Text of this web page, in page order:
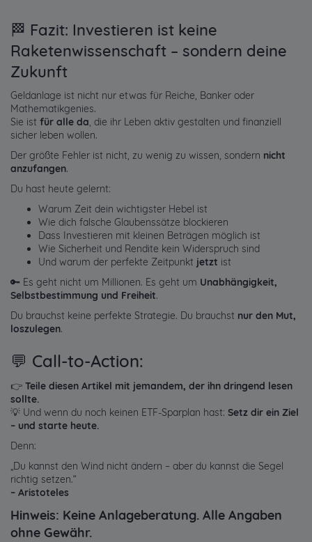
🏁 Fazit: Investieren ist keine
Raketenwissenschaft – sondern deine
Zukunft
Geldanlage ist nicht nur etwas für Reiche, Banker oder
Mathematikgenies.
Sie ist für alle da, die ihr Leben aktiv gestalten und finanziell
sicher leben wollen.
Der größte Fehler ist nicht, zu wenig zu wissen, sondern nicht
anzufangen.
Du hast heute gelernt:
Warum Zeit dein wichtigster Hebel ist
Wie dich falsche Glaubenssätze blockieren
Dass Investieren mit kleinen Beträgen möglich ist
Wie Sicherheit und Rendite kein Widerspruch sind
Und warum der perfekte Zeitpunkt jetzt ist
🔑 Es geht nicht um Millionen. Es geht um Unabhängigkeit,
Selbstbestimmung und Freiheit.
Du brauchst keine perfekte Strategie. Du brauchst nur den Mut,
loszulegen.
💬 Call-to-Action:
👉 Teile diesen Artikel mit jemandem, der ihn dringend lesen
sollte.
💡 Und wenn du noch keinen ETF-Sparplan hast: Setz dir ein Ziel
– und starte heute.
Denn:
„Du kannst den Wind nicht ändern – aber du kannst die Segel
richtig setzen.“
– Aristoteles
Hinweis: Keine Anlageberatung. Alle Angaben
ohne Gewähr.